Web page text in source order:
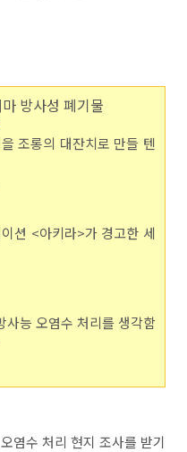
방사성 폐기물
조롱의 대잔치로 만들 텐
션 <아키라>가 경고한 세
사능 오염수 처리를 생각함
염수 처리 현지 조사를 받기